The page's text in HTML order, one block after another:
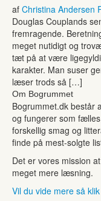
af Christina Andersen
Douglas Couplands
fremragende.
meget nutidigt og
tæt på at være
karakter. Man suser
læser trods så […]
Om Bogrummet
Bogrummet.dk består
og fungerer som
forskellig smag og
finde på mest-solgte
Det er vores mission
meget mere læsning.
Vil du vide mere så